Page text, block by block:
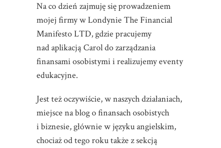
Na co dzień zajmuję się prowadzeniem
mojej firmy w Londynie The Financial
Manifesto LTD, gdzie pracujemy
nad aplikacją Carol do zarządzania
finansami osobistymi i realizujemy eventy
edukacyjne.
Jest też oczywiście, w naszych działaniach,
miejsce na blog o finansach osobistych
i biznesie, głównie w języku angielskim,
chociaż od tego roku także z sekcją